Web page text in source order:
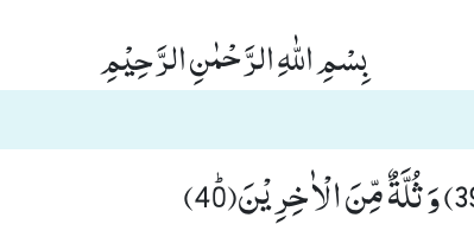
بِسْمِ اللّٰهِ الرَّحْمٰنِ الرَّحِیْمِ